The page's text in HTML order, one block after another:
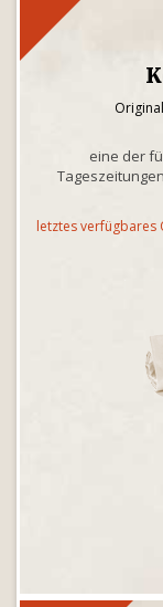
eine der
letztes verfügbares